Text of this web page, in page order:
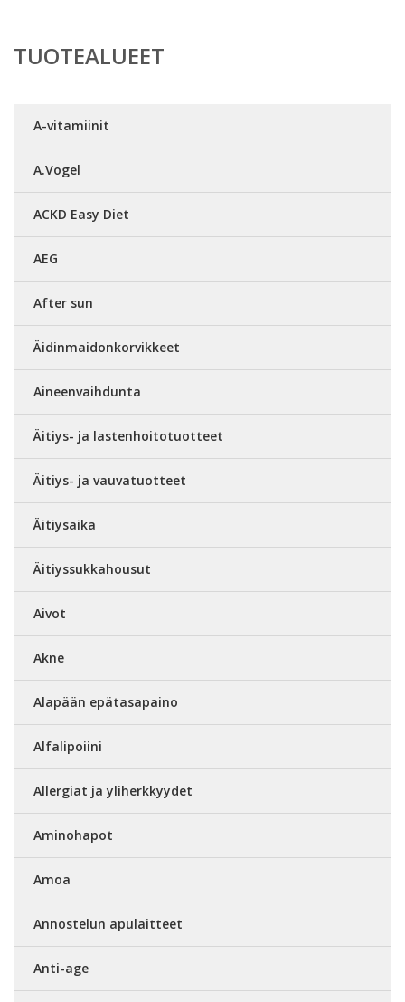
TUOTEALUEET
A-vitamiinit
A.Vogel
ACKD Easy Diet
AEG
After sun
Äidinmaidonkorvikkeet
Aineenvaihdunta
Äitiys- ja lastenhoitotuotteet
Äitiys- ja vauvatuotteet
Äitiysaika
Äitiyssukkahousut
Aivot
Akne
Alapään epätasapaino
Alfalipoiini
Allergiat ja yliherkkyydet
Aminohapot
Amoa
Annostelun apulaitteet
Anti-age